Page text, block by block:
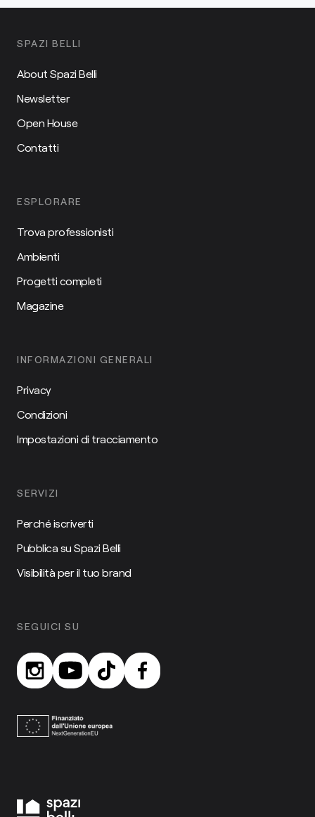
SPAZI BELLI
About Spazi Belli
Newsletter
Open House
Contatti
ESPLORARE
Trova professionisti
Ambienti
Progetti completi
Magazine
INFORMAZIONI GENERALI
Privacy
Condizioni
Impostazioni di tracciamento
SERVIZI
Perché iscriverti
Pubblica su Spazi Belli
Visibilità per il tuo brand
SEGUICI SU